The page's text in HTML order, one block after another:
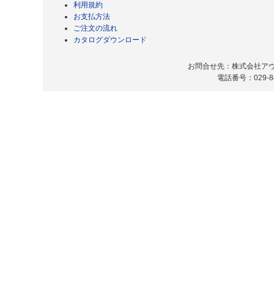
利用規約
お支払方法
ご注文の流れ
カタログダウンロード
お問合せ先：株式会社ア
電話番号：